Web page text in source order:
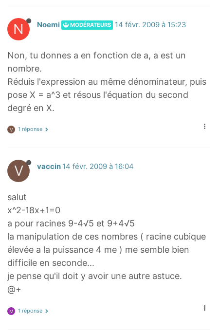
N Noemi MODÉRATEURS 14 févr. 2009 à 15:23
Non, tu donnes a en fonction de a, a est un
nombre.
Réduis l'expression au même dénominateur, puis
pose X = a^3 et résous l'équation du second
degré en X.
V 1 réponse
V vaccin 14 févr. 2009 à 16:04
salut
x^2-18x+1=0
a pour racines 9-4√5 et 9+4√5
la manipulation de ces nombres ( racine cubique
élevée a la puissance 4 me ) me semble bien
difficile en seconde...
je pense qu'il doit y avoir une autre astuce.
@+
M 1 réponse